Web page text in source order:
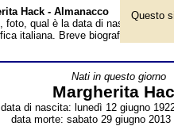
Hack - Almanacco
foto, qual è la data di nascita,
italiana. Breve biografia. Voce
Nati in questo giorno
Margherita
data di nascita: lunedì 12 giugno
data morte: sabato 29 giugno 2013
Questo